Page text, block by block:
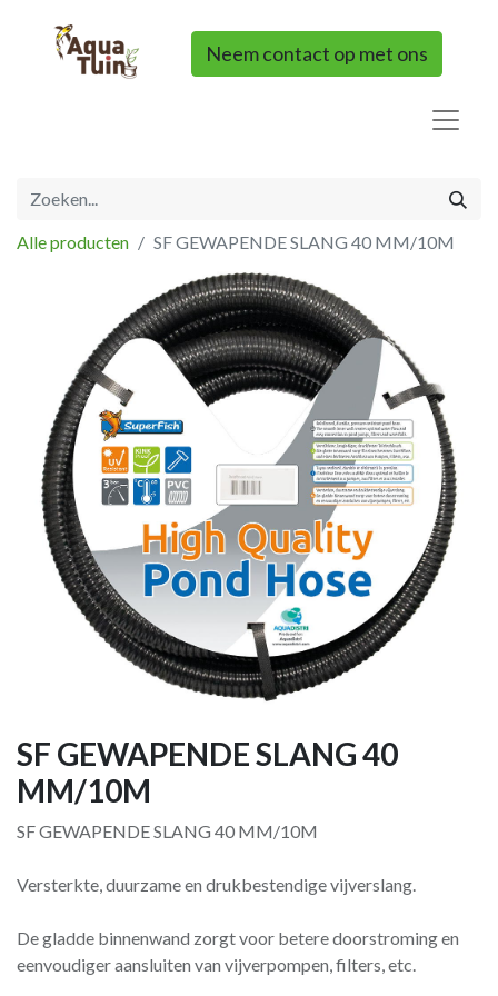
Neem contact op met ons
Alle producten SF GEWAPENDE SLANG 40 MM/10M
SF GEWAPENDE SLANG 40
MM/10M
SF GEWAPENDE SLANG 40 MM/10M
Versterkte, duurzame en drukbestendige vijverslang.
De gladde binnenwand zorgt voor betere doorstroming en
eenvoudiger aansluiten van vijverpompen, filters, etc.